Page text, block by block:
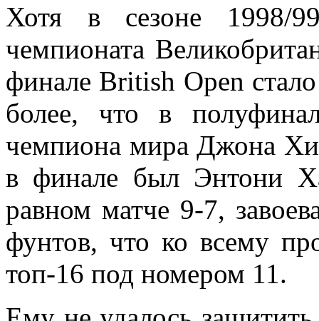
Хотя в сезоне 1998/
чемпионата
финале British Open
более, что в
чемпиона мира Джона
в финале был Энтони
равном матче 9-7,
фунтов, что ко всему
топ-16 под номером 11.